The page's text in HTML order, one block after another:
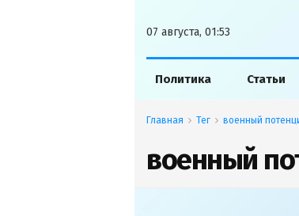
07 августа, 01:53
Политика Статьи
Главная Тег военный
военный